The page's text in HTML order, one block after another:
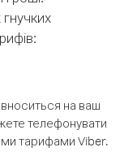
на ваш
телефонувати
тарифами Viber.